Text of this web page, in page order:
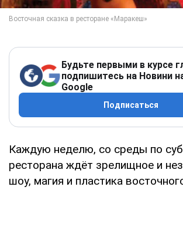
Будьте первыми в курсе
подпишитесь на Новини
Google
Подписаться
Каждую неделю, со среды по
ресторана ждёт зрелищное и
шоу, магия и пластика